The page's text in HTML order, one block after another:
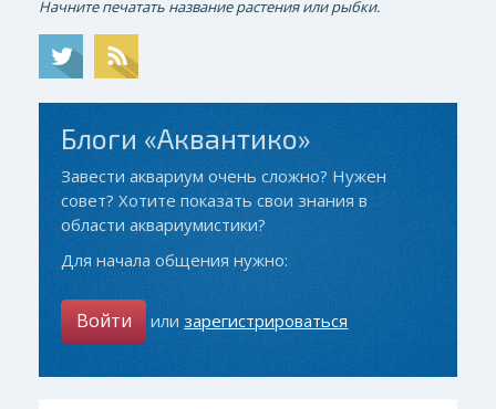
Начните печатать название растения или рыбки.
Блоги «Аквантико»
Завести аквариум очень сложно? Нужен
совет? Хотите показать свои знания в
области аквариумистики?
Для начала общения нужно:
Войти илизарегистрироваться